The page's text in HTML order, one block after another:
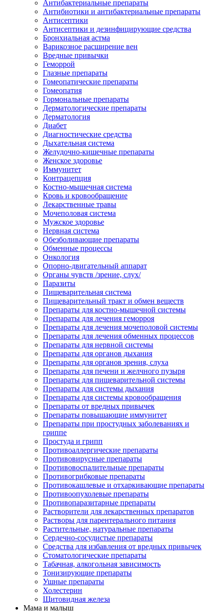
Антибактериальные препараты
Антибиотики и антибактериальные препараты
Антисептики
Антисептики и дезинфицирующие средства
Бронхиальная астма
Варикозное расширение вен
Вредные привычки
Геморрой
Глазные препараты
Гомеопатические препараты
Гомеопатия
Гормональные препараты
Дерматологические препараты
Дерматология
Диабет
Диагностические средства
Дыхательная система
Желудочно-кишечные препараты
Женское здоровье
Иммунитет
Контрацепция
Костно-мышечная система
Кровь и кровообращение
Лекарственные травы
Мочеполовая система
Мужское здоровье
Нервная система
Обезболивающие препараты
Обменные процессы
Онкология
Опорно-двигательный аппарат
Органы чувств /зрение, слух/
Паразиты
Пищеварительная система
Пищеварительный тракт и обмен веществ
Препараты для костно-мышечной системы
Препараты для лечения геморроя
Препараты для лечения мочеполовой системы
Препараты для лечения обменных процессов
Препараты для нервной системы
Препараты для органов дыхания
Препараты для органов зрения, слуха
Препараты для печени и желчного пузыря
Препараты для пищеварительной системы
Препараты для системы дыхания
Препараты для системы кровообращения
Препараты от вредных привычек
Препараты повышающие иммунитет
Препараты при простудных заболеваниях и
гриппе
Простуда и грипп
Противоаллергические препараты
Противовирусные препараты
Противовоспалительные препараты
Противогрибковые препараты
Противокашлевые и отхаркивающие препараты
Противоопухолевые препараты
Противопаразитарные препараты
Растворители для лекарственных препаратов
Растворы для парентерального питания
Растительные, натуральные препараты
Сердечно-сосудистые препараты
Средства для избавления от вредных привычек
Стоматологические препараты
Табачная, алкогольная зависимость
Тонизирующие препараты
Ушные препараты
Холестерин
Щитовидная железа
Мама и малыш